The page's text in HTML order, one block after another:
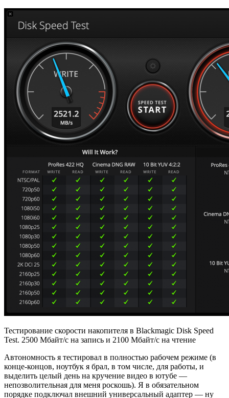
Тестирование скорости накопителя в Blackmagic Disk Speed
Test. 2500 Мбайт/с на запись и 2100 Мбайт/с на чтение
Автономность я тестировал в полностью рабочем режиме (в
конце-концов, ноутбук я брал, в том числе, для работы, и
выделить целый день на кручение видео в ютубе —
непозволительная для меня роскошь). Я в обязательном
порядке подключал внешний универсальный адаптер — ну